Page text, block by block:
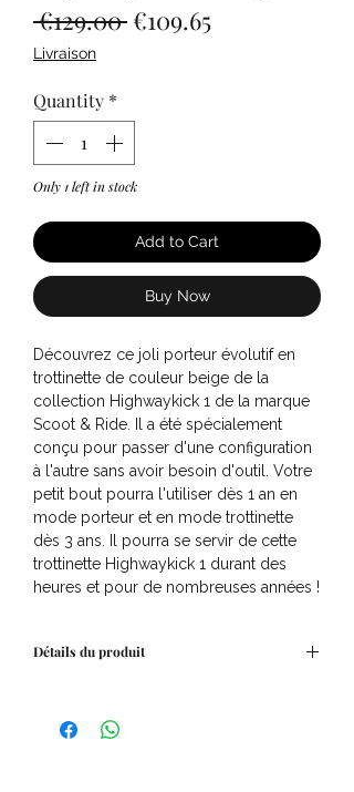
€129.00 Regular
€109.65Sale
Livraison
Quantity *
Only 1 left in stock
Add to Cart
Buy Now
Découvrez ce joli porteur évolutif en
trottinette de couleur beige de la
collection Highwaykick 1 de la marque
Scoot & Ride. Il a été spécialement
conçu pour passer d'une configuration
à l'autre sans avoir besoin d'outil. Votre
petit bout pourra l'utiliser dès 1 an en
mode porteur et en mode trottinette
dès 3 ans. Il pourra se servir de cette
trottinette Highwaykick 1 durant des
heures et pour de nombreuses années !
Détails du produit
Hauteur : De 82 à 118 cm
Hauteur du siège : De 22,5 à 29 cm